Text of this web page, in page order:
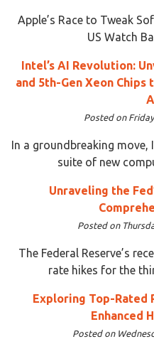
Apple’s Race to Tweak
US Watch
Intel’s AI Revolution:
and 5th-Gen Xeon
Posted on
In a groundbreaking move,
suite of new
Unraveling the
Posted on
The Federal Reserve’s
rate hikes for the
Exploring Top-Rated
Enhanced
Posted on